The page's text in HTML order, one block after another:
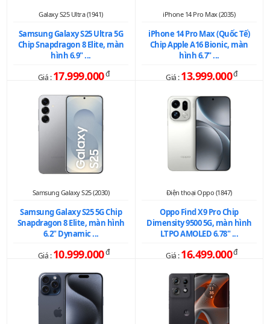
Galaxy S25 Ultra (1941)
Samsung Galaxy S25 Ultra 5G
Chip Snapdragon 8 Elite, màn
hình 6.9" ...
Giá :17.999.000đ
iPhone 14 Pro Max (2035)
iPhone 14 Pro Max (Quốc Tế)
Chip Apple A16 Bionic, màn
hình 6.7" ...
Giá :13.999.000đ
Samsung Galaxy S25 (2030)
Samsung Galaxy S25 5G Chip
Snapdragon 8 Elite, màn hình
6.2" Dynamic ...
Giá :10.999.000đ
Điện thoại Oppo (1847)
Oppo Find X9 Pro Chip
Dimensity 9500 5G, màn hình
LTPO AMOLED 6.78" ...
Giá :16.499.000đ